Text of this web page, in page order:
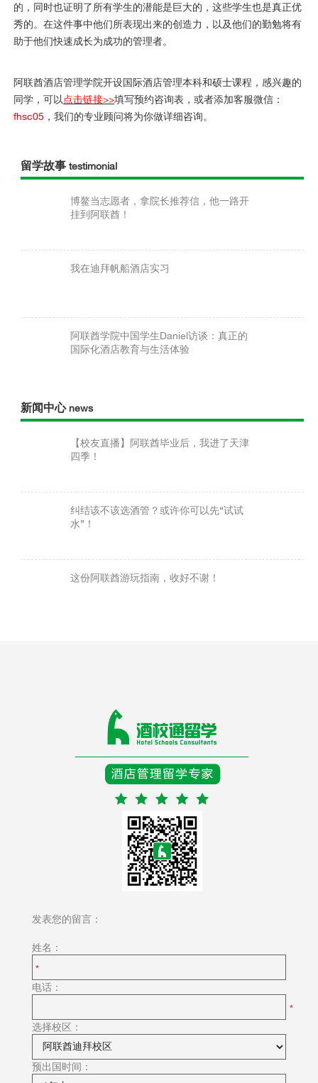
的，同时也证明了所有学生的潜能是巨大的，这些学生也是真正优
秀的。在这件事中他们所表现出来的创造力，以及他们的勤勉将有
助于他们快速成长为成功的管理者。
阿联酋酒店管理学院开设国际酒店管理本科和硕士课程，感兴趣的
同学，可以 点击链接>>填写预约咨询表，或者添加客服微信：
fhsc05 ，我们的专业顾问将为你做详细咨询。
留学故事 testimonial
博鳌当志愿者，拿院长推荐信，他一路开
挂到阿联酋！
我在迪拜帆船酒店实习
阿联酋学院中国学生Daniel访谈：真正的
国际化酒店教育与生活体验
新闻中心news
【校友直播】阿联酋毕业后，我进了天津
四季！
纠结该不该选酒管？或许你可以先“试试
水”！
这份阿联酋游玩指南，收好不谢！
发表您的留言：
姓名：
电话：
选择校区：
预出国时间：